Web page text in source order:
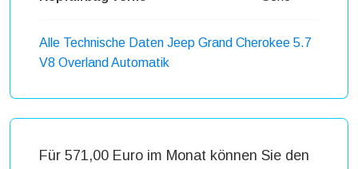
Alle Technische Daten Jeep Grand Cherokee 5.7
V8 Overland Automatik
Für 571,00 Euro im Monat können Sie den